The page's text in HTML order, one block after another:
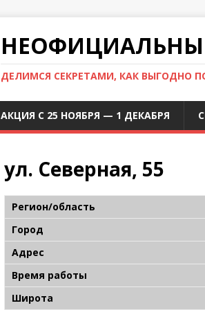
ДЕЛИМСЯ СЕКРЕТАМИ, КАК ВЫГОДНО
АКЦИЯ С 25 НОЯБРЯ — 1 ДЕКАБРЯ
ул. Северная, 55
Регион/область
Город
Адрес
Время работы
Широта